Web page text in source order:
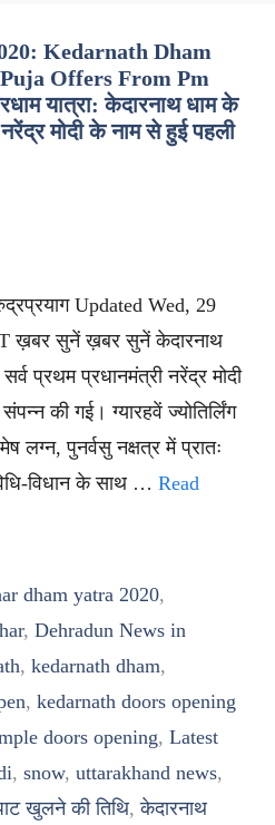
Kedarnath Dham
Offers From Pm
यात्रा: केदारनाथ धाम के
मोदी के नाम से हुई पहली
Updated Wed, 29
ख़बर सुनें ख़बर सुनें केदारनाथ
प्रथम प्रधानमंत्री नरेंद्र मोदी
की गई। ग्यारहवें ज्योतिर्लिंग
लग्न, पुनर्वसु नक्षत्र में प्रातः
विधान के साथ … Read
dham yatra 2020,
, Dehradun News in
, kedarnath dham,
, kedarnath doors opening
doors opening, Latest
, snow, uttarakhand news,
खुलने की तिथि,केदारनाथ